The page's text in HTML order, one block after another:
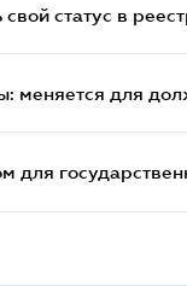
статус в
меняется для
для